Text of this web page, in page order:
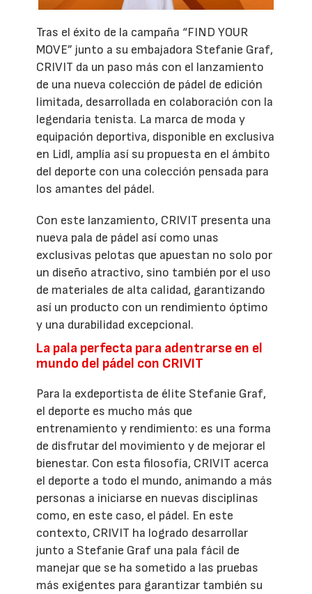
Tras el éxito de la campaña “FIND YOUR
MOVE” junto a su embajadora Stefanie Graf,
CRIVIT da un paso más con el lanzamiento
de una nueva colección de pádel de edición
limitada, desarrollada en colaboración con la
legendaria tenista. La marca de moda y
equipación deportiva, disponible en exclusiva
en Lidl, amplía así su propuesta en el ámbito
del deporte con una colección pensada para
los amantes del pádel.
Con este lanzamiento, CRIVIT presenta una
nueva pala de pádel así como unas
exclusivas pelotas que apuestan no solo por
un diseño atractivo, sino también por el uso
de materiales de alta calidad, garantizando
así un producto con un rendimiento óptimo
y una durabilidad excepcional.
La pala perfecta para adentrarse en el
mundo del pádel con CRIVIT
Para la exdeportista de élite Stefanie Graf,
el deporte es mucho más que
entrenamiento y rendimiento: es una forma
de disfrutar del movimiento y de mejorar el
bienestar. Con esta filosofía, CRIVIT acerca
el deporte a todo el mundo, animando a más
personas a iniciarse en nuevas disciplinas
como, en este caso, el pádel. En este
contexto, CRIVIT ha logrado desarrollar
junto a Stefanie Graf una pala fácil de
manejar que se ha sometido a las pruebas
más exigentes para garantizar también su